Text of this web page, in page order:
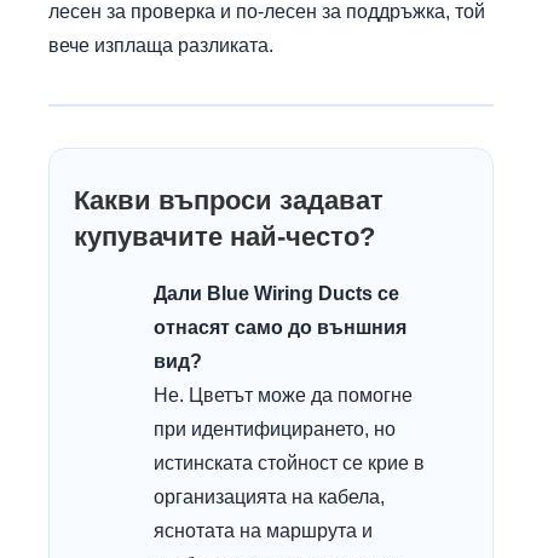
лесен за проверка и по-лесен за поддръжка, той
вече изплаща разликата.
Какви въпроси задават
купувачите най-често?
Дали Blue Wiring Ducts се
отнасят само до външния
вид?
Не. Цветът може да помогне
при идентифицирането, но
истинската стойност се крие в
организацията на кабела,
яснотата на маршрута и